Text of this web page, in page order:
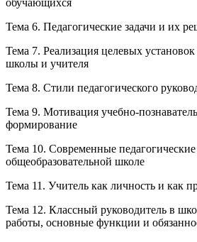
Тема 6. Педагогические задачи и их
Тема 7. Реализация целевых
школы и учителя
Тема 8. Стили педагогического
Тема 9. Мотивация учебно-
формирование
Тема 10. Современные
общеобразовательной школе
Тема 11. Учитель как личность и как
Тема 12. Классный руководитель в
работы, основные функции и